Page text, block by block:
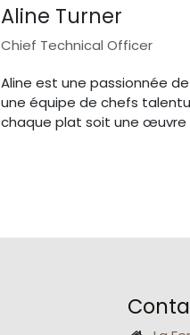
Aline Turner
Chief Technical Officer
Aline est une passionnée
une équipe de chefs
chaque plat soit une œuvre